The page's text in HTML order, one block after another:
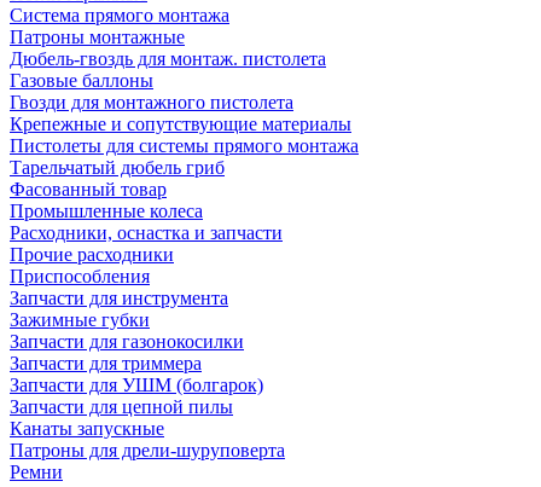
Система прямого монтажа
Патроны монтажные
Дюбель-гвоздь для монтаж. пистолета
Газовые баллоны
Гвозди для монтажного пистолета
Крепежные и сопутствующие материалы
Пистолеты для системы прямого монтажа
Тарельчатый дюбель гриб
Фасованный товар
Промышленные колеса
Расходники, оснастка и запчасти
Прочие расходники
Приспособления
Запчасти для инструмента
Зажимные губки
Запчасти для газонокосилки
Запчасти для триммера
Запчасти для УШМ (болгарок)
Запчасти для цепной пилы
Канаты запускные
Патроны для дрели-шуруповерта
Ремни